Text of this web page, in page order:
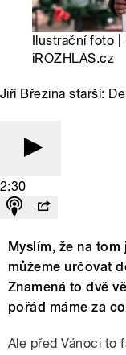
Ilustrační foto |
iROZHLAS.cz
Jiří Březina starší:
2:30
Myslím, že na tom
můžeme určovat
Znamená to dvě
pořád máme za
Ale před Vánoci to